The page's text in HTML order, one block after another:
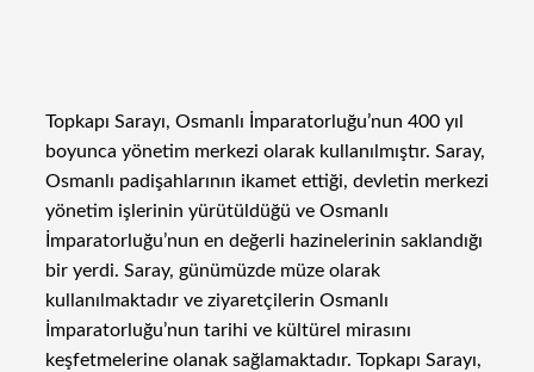
Topkapı Sarayı, Osmanlı İmparatorluğu’nun 400 yıl
boyunca yönetim merkezi olarak kullanılmıştır. Saray,
Osmanlı padişahlarının ikamet ettiği, devletin merkezi
yönetim işlerinin yürütüldüğü ve Osmanlı
İmparatorluğu’nun en değerli hazinelerinin saklandığı
bir yerdi. Saray, günümüzde müze olarak
kullanılmaktadır ve ziyaretçilerin Osmanlı
İmparatorluğu’nun tarihi ve kültürel mirasını
keşfetmelerine olanak sağlamaktadır. Topkapı Sarayı,